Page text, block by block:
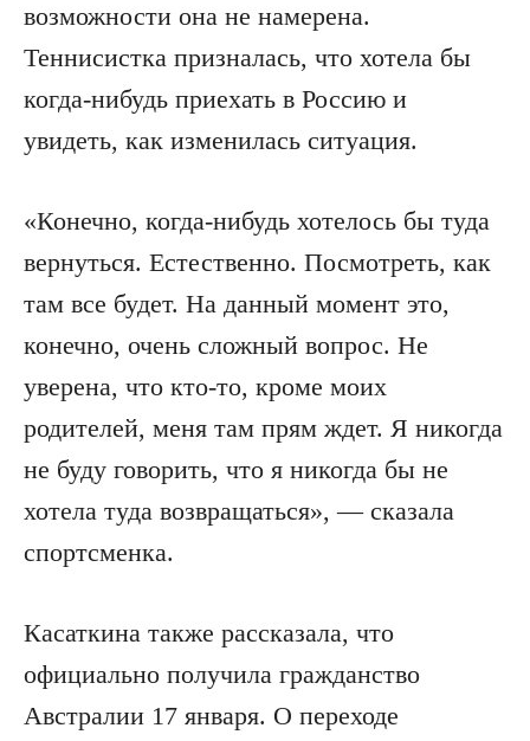
возможности она не намерена.
Теннисистка призналась, что хотела бы
когда-нибудь приехать в Россию и
увидеть, как изменилась ситуация.
«Конечно, когда-нибудь хотелось бы туда
вернуться. Естественно. Посмотреть, как
там все будет. На данный момент это,
конечно, очень сложный вопрос. Не
уверена, что кто-то, кроме моих
родителей, меня там прям ждет. Я никогда
не буду говорить, что я никогда бы не
хотела туда возвращаться», — сказала
спортсменка.
Касаткина также рассказала, что
официально получила гражданство
Австралии 17 января. О переходе